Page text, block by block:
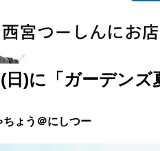
日)に「ガーデン
ちょう＠にしつー